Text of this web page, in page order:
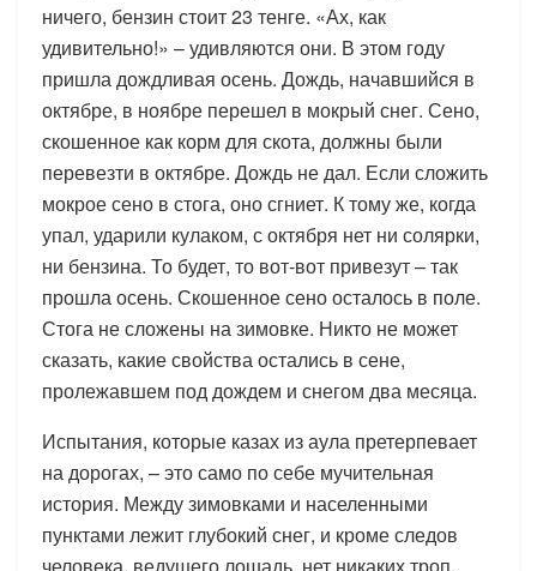
ничего, бензин стоит 23 тенге. «Ах, как
удивительно!» – удивляются они. В этом году
пришла дождливая осень. Дождь, начавшийся в
октябре, в ноябре перешел в мокрый снег. Сено,
скошенное как корм для скота, должны были
перевезти в октябре. Дождь не дал. Если сложить
мокрое сено в стога, оно сгниет. К тому же, когда
упал, ударили кулаком, с октября нет ни солярки,
ни бензина. То будет, то вот-вот привезут – так
прошла осень. Скошенное сено осталось в поле.
Стога не сложены на зимовке. Никто не может
сказать, какие свойства остались в сене,
пролежавшем под дождем и снегом два месяца.
Испытания, которые казах из аула претерпевает
на дорогах, – это само по себе мучительная
история. Между зимовками и населенными
пунктами лежит глубокий снег, и кроме следов
человека, ведущего лошадь, нет никаких троп.